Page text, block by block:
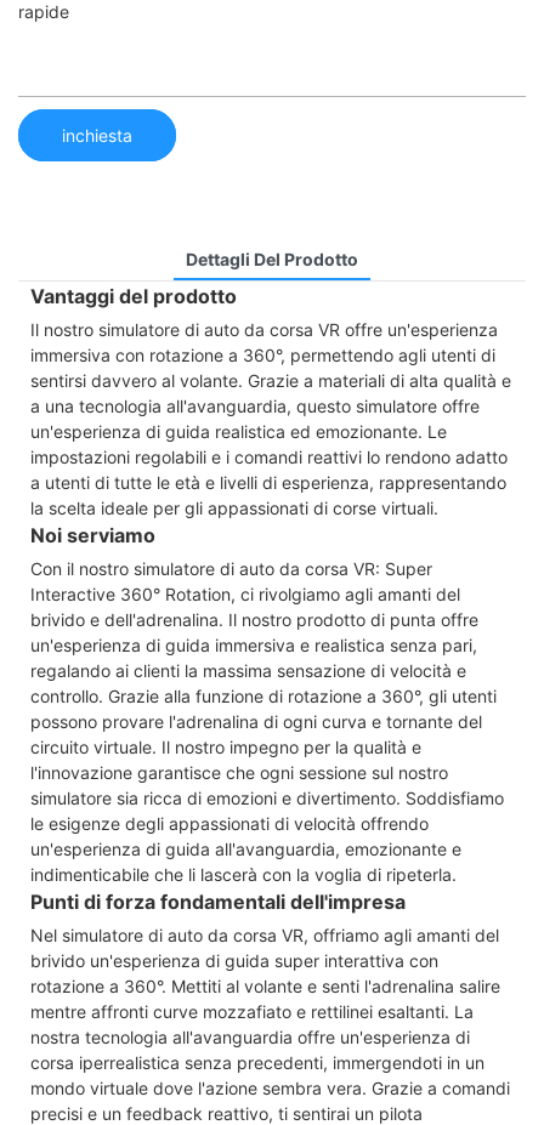
rapide
inchiesta
Dettagli Del Prodotto
Vantaggi del prodotto
Il nostro simulatore di auto da corsa VR offre un'esperienza
immersiva con rotazione a 360°, permettendo agli utenti di
sentirsi davvero al volante. Grazie a materiali di alta qualità e
a una tecnologia all'avanguardia, questo simulatore offre
un'esperienza di guida realistica ed emozionante. Le
impostazioni regolabili e i comandi reattivi lo rendono adatto
a utenti di tutte le età e livelli di esperienza, rappresentando
la scelta ideale per gli appassionati di corse virtuali.
Noi serviamo
Con il nostro simulatore di auto da corsa VR: Super
Interactive 360° Rotation, ci rivolgiamo agli amanti del
brivido e dell'adrenalina. Il nostro prodotto di punta offre
un'esperienza di guida immersiva e realistica senza pari,
regalando ai clienti la massima sensazione di velocità e
controllo. Grazie alla funzione di rotazione a 360°, gli utenti
possono provare l'adrenalina di ogni curva e tornante del
circuito virtuale. Il nostro impegno per la qualità e
l'innovazione garantisce che ogni sessione sul nostro
simulatore sia ricca di emozioni e divertimento. Soddisfiamo
le esigenze degli appassionati di velocità offrendo
un'esperienza di guida all'avanguardia, emozionante e
indimenticabile che li lascerà con la voglia di ripeterla.
Punti di forza fondamentali dell'impresa
Nel simulatore di auto da corsa VR, offriamo agli amanti del
brivido un'esperienza di guida super interattiva con
rotazione a 360°. Mettiti al volante e senti l'adrenalina salire
mentre affronti curve mozzafiato e rettilinei esaltanti. La
nostra tecnologia all'avanguardia offre un'esperienza di
corsa iperrealistica senza precedenti, immergendoti in un
mondo virtuale dove l'azione sembra vera. Grazie a comandi
precisi e un feedback reattivo, ti sentirai un pilota